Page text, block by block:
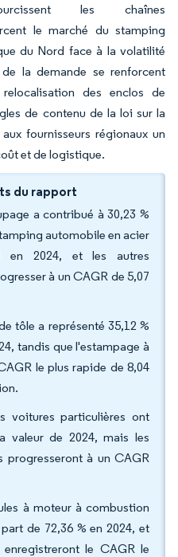
les chaînes
le marché du stamping
du Nord face à la volatilité
la demande se renforcent
des enclos de
de contenu de la loi sur la
fournisseurs régionaux un
et de logistique.
du rapport
a contribué à 30,23 %
automobile en acier
en 2024, et les autres
à un CAGR de 5,07
tôle a représenté 35,12 %
tandis que l'estampage à
le plus rapide de 8,04
voitures particulières ont
valeur de 2024, mais les
progresseront à un CAGR
à moteur à combustion
de 72,36 % en 2024, et
le CAGR le